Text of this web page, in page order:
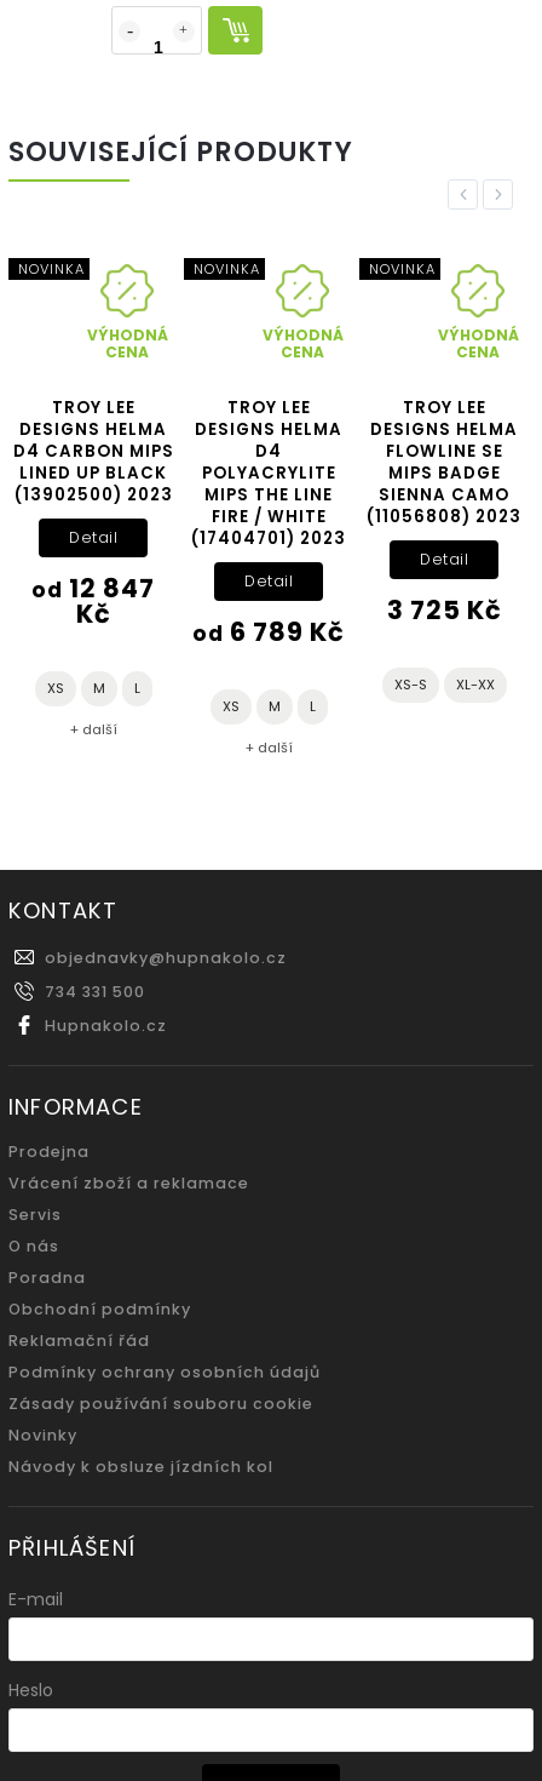
SOUVISEJÍCÍ PRODUKTY
Previous
NOVINKA
VÝHODNÁ
CENA
TROY LEE
DESIGNS HELMA
D4 CARBON MIPS
LINED UP BLACK
(13902500) 2023
od 12 847
Kč
Detail
XS M L
+ další
NOVINKA
VÝHODNÁ
CENA
TROY LEE
DESIGNS HELMA
D4
POLYACRYLITE
MIPS THE LINE
FIRE / WHITE
(17404701) 2023
od 6 789 Kč
Detail
XS M L
+ další
NOVINKA
VÝHODNÁ
CENA
TROY LEE
DESIGNS HELMA
FLOWLINE SE
MIPS BADGE
SIENNA CAMO
(11056808) 2023
3 725 Kč
Detail
XS-S XL-XX
Next
KONTAKT
objednavky@hupnakolo.cz
734 331 500
Hupnakolo.cz
INFORMACE
Prodejna
Vrácení zboží a reklamace
Servis
O nás
Poradna
Obchodní podmínky
Reklamační řád
Podmínky ochrany osobních údajů
Zásady používání souboru cookie
Novinky
Návody k obsluze jízdních kol
PŘIHLÁŠENÍ
E-mail
Heslo